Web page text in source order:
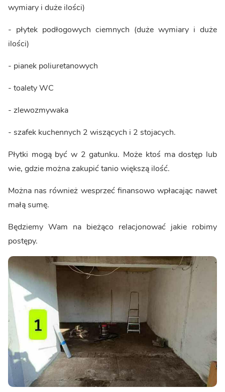
wymiary i duże ilości)
- płytek podłogowych ciemnych (duże wymiary i duże
ilości)
- pianek poliuretanowych
- toalety WC
- zlewozmywaka
- szafek kuchennych 2 wiszących i 2 stojacych.
Płytki mogą być w 2 gatunku. Może ktoś ma dostęp lub
wie, gdzie można zakupić tanio większą ilość.
Można nas również wesprzeć finansowo wpłacając nawet
małą sumę.
Będziemy Wam na bieżąco relacjonować jakie robimy
postępy.